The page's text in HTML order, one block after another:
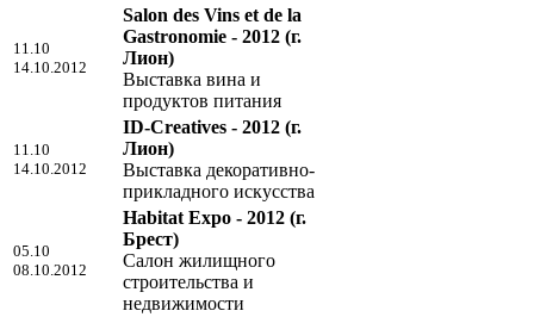
11.10
14.10.2012
Salon des Vins et de la
Gastronomie - 2012 (г.
Лион)
Выставка вина и
продуктов питания
11.10
14.10.2012
ID-Creatives - 2012 (г.
Лион)
Выставка декоративно-
прикладного искусства
05.10
08.10.2012
Habitat Expo - 2012 (г.
Брест)
Салон жилищного
строительства и
недвижимости